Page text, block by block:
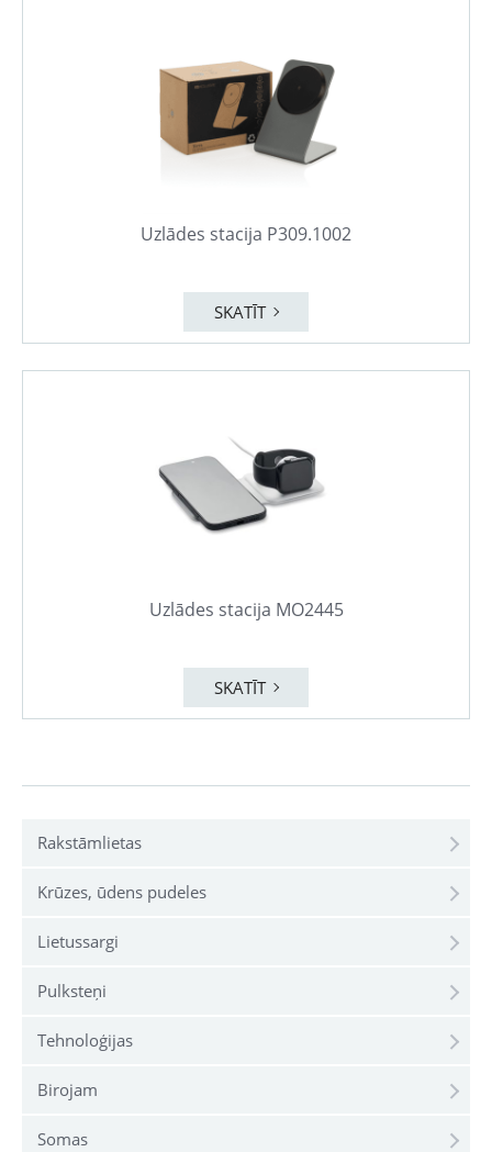
Rakstāmlietas
Krūzes, ūdens pudeles
Lietussargi
Pulksteņi
Tehnoloģijas
Birojam
Somas
Uzlādes stacija P309.1002
SKATĪT
Uzlādes stacija MO2445
SKATĪT